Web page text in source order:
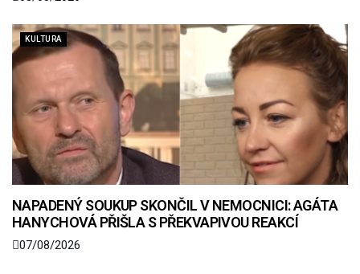
KULTURA
NAPADENÝ SOUKUP SKONČIL V NEMOCNICI: AGÁTA
HANYCHOVÁ PŘIŠLA S PŘEKVAPIVOU REAKCÍ
07/08/2026